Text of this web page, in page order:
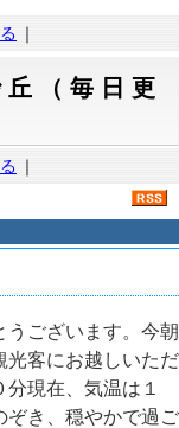
｜
（毎日更
｜
うございます。今朝
光客にお越しいただ
現在、気温は１
ぞき、穏やかで過ご